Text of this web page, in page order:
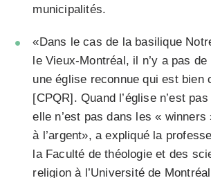
municipalités.
«Dans le cas de la basilique
le Vieux-Montréal, il n’y a pas de
une église reconnue qui est bien
[CPQR]. Quand l’église n’est
elle n’est pas dans les «
à l’argent», a expliqué la
la Faculté de théologie et des
religion à l’Université de